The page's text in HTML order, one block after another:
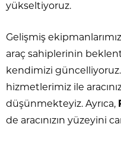
yükseltiyoruz.
Gelişmiş
araç sahiplerinin
kendimizi güncelliyoruz.
hizmetlerimiz ile
düşünmekteyiz. Ayrıca,
de aracınızın yüzeyini